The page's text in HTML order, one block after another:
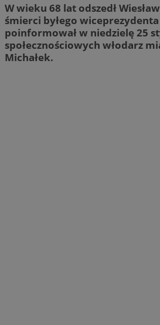
W wieku 68 lat odszedł
śmierci byłego
poinformował w niedzielę 25
społecznościowych włodarz
Michałek.